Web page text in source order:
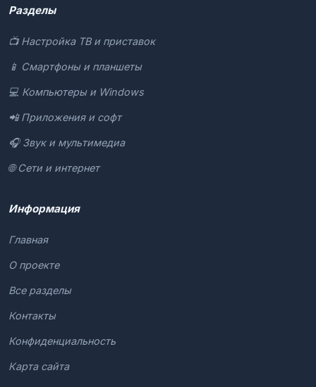
Разделы
📺 Настройка ТВ и приставок
📱 Смартфоны и планшеты
💻 Компьютеры и Windows
📲 Приложения и софт
🎧 Звук и мультимедиа
🌐 Сети и интернет
Информация
Главная
О проекте
Все разделы
Контакты
Конфиденциальность
Карта сайта